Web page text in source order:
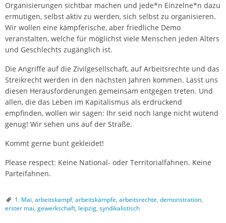
Organisierungen sichtbar machen und jede*n Einzelne*n dazu
ermutigen, selbst aktiv zu werden, sich selbst zu organisieren.
Wir wollen eine kämpferische, aber friedliche Demo
veranstalten, welche für möglichst viele Menschen jeden Alters
und Geschlechts zugänglich ist.
Die Angriffe auf die Zivilgesellschaft, auf Arbeitsrechte und das
Streikrecht werden in den nächsten Jahren kommen. Lasst uns
diesen Herausforderungen gemeinsam entgegen treten. Und
allen, die das Leben im Kapitalismus als erdrückend
empfinden, wollen wir sagen: Ihr seid noch lange nicht wütend
genug! Wir sehen uns auf der Straße.
Kommt gerne bunt gekleidet!
Please respect: Keine National- oder Territorialfahnen. Keine
Parteifahnen.
1. Mai, arbeitskampf, arbeitskämpfe, arbeitsrechte, demonstration,
erster mai, gewerkschaft, leipzig, syndikalistisch